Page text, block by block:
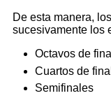
De esta manera,
sucesivamente los
Octavos de final
Cuartos de final
Semifinales